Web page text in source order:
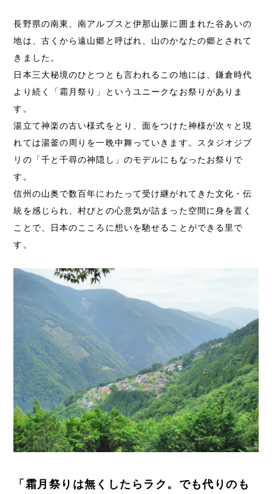
長野県の南東、南アルプスと伊那山脈に囲まれた谷あいの
地は、古くから遠山郷と呼ばれ、山のかなたの郷とされて
きました。
日本三大秘境のひとつとも言われるこの地には、鎌倉時代
より続く「霜月祭り」というユニークなお祭りがありま
す。
湯立て神楽の古い様式をとり、面をつけた神様が次々と現
れては湯釜の周りを一晩中舞っていきます。スタジオジブ
リの「千と千尋の神隠し」のモデルにもなったお祭りで
す。
信州の山奥で数百年にわたって受け継がれてきた文化・伝
統を感じられ、村びとの心意気が詰まった空間に身を置く
ことで、日本のこころに想いを馳せることができる里で
す。
「霜月祭りは無くしたらラク。でも代りのも